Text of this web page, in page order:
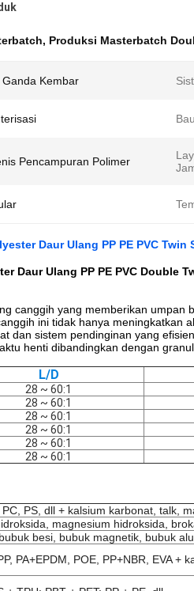
, Produksi Masterbatch
Kembar
Pencampuran Polimer
Daur Ulang PP PE PVC Twin
Daur Ulang PP PE PVC Double
canggih yang memberikan
ini tidak hanya meningkatkan
dan sistem pendinginan yang
henti dibandingkan dengan
L/D
28 ~ 60:1
28 ~ 60:1
28 ~ 60:1
28 ~ 60:1
28 ~ 60:1
28 ~ 60:1
PC, PS, dll + kalsium karbonat, talk,
magnesium hidroksida,
bubuk besi, bubuk magnetik, bubuk
PA+EPDM, POE, PP+NBR, EVA +